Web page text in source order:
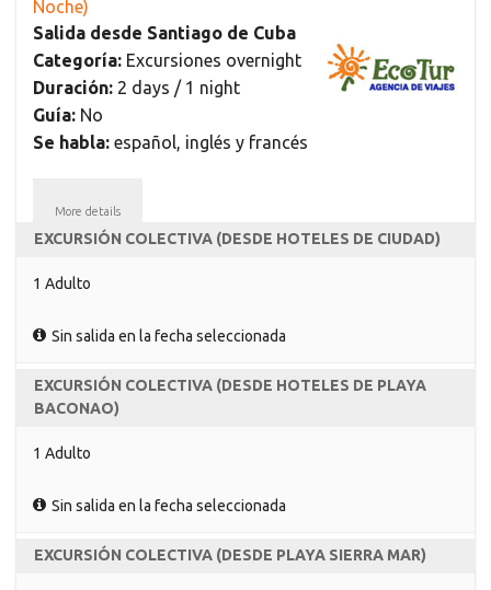
Noche)
Salida desde Santiago de Cuba
Categoría: Excursiones overnight
Duración: 2 days / 1 night
Guía: No
Se habla: español, inglés y francés
More details
EXCURSIÓN COLECTIVA (DESDE HOTELES DE CIUDAD)
1 Adulto
Sin salida en la fecha seleccionada
EXCURSIÓN COLECTIVA (DESDE HOTELES DE PLAYA
BACONAO)
1 Adulto
Sin salida en la fecha seleccionada
EXCURSIÓN COLECTIVA (DESDE PLAYA SIERRA MAR)